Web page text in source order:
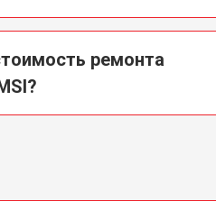
ремонта